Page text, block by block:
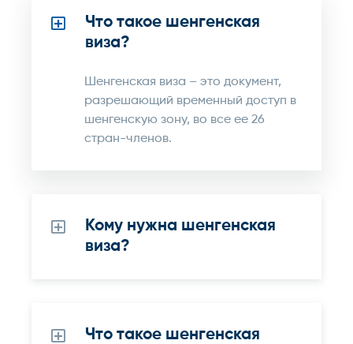
Что такое шенгенская
виза?
Шенгенская виза – это документ,
разрешающий временный доступ в
шенгенскую зону, во все ее 26
стран-членов.
Кому нужна шенгенская
виза?
Что такое шенгенская